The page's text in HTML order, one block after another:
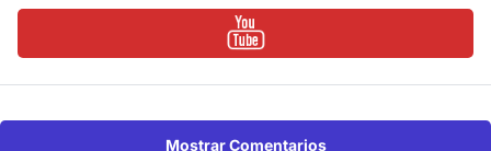
Mostrar Comentarios